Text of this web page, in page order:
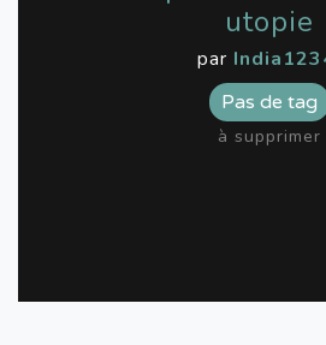
utopie
par
Pas de tag
à supprimer